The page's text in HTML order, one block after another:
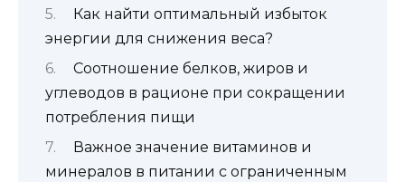
Как найти оптимальный избыток
энергии для снижения веса?
Соотношение белков, жиров и
углеводов в рационе при сокращении
потребления пищи
Важное значение витаминов и
минералов в питании с ограниченным